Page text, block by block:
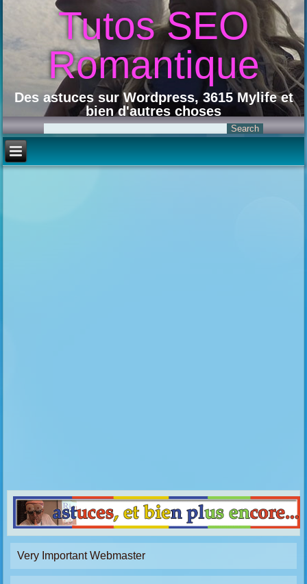
Tutos SEO
Romantique
Des astuces sur Wordpress, 3615 Mylife et
bien d'autres choses
Very Important Webmaster